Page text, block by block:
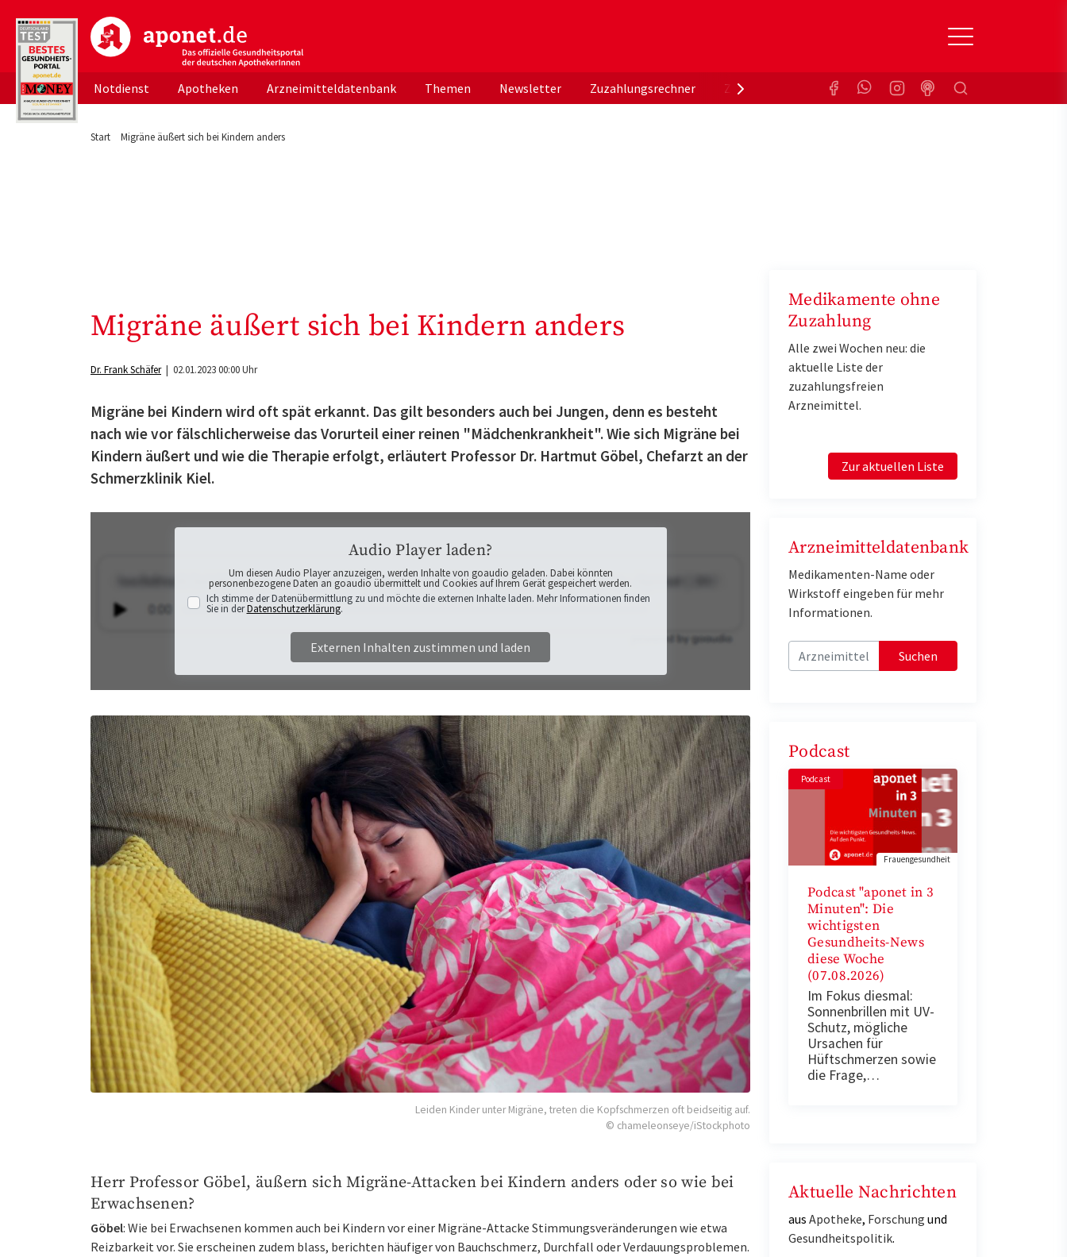
aponet.de - Das offizielle Gesundheitsportal der deutschen ApothekerInnen
Notdienst Apotheken Arzneimitteldatenbank Themen Newsletter Zuzahlungsrechner Zuzahlungsbefreiung KrankenkasseSuchen
Start Migräne äußert sich bei Kindern anders
Migräne äußert sich bei Kindern anders
Dr. Frank Schäfer| 02.01.2023 00:00 Uhr
Migräne bei Kindern wird oft spät erkannt. Das gilt besonders auch bei Jungen, denn es besteht
nach wie vor fälschlicherweise das Vorurteil einer reinen "Mädchenkrankheit". Wie sich Migräne bei
Kindern äußert und wie die Therapie erfolgt, erläutert Professor Dr. Hartmut Göbel, Chefarzt an der
Schmerzklinik Kiel.
Audio Player laden?
Um diesen Audio Player anzuzeigen, werden Inhalte von goaudio geladen. Dabei könnten
personenbezogene Daten an goaudio übermittelt und Cookies auf Ihrem Gerät gespeichert werden.
Ich stimme der Datenübermittlung zu und möchte die externen Inhalte laden. Mehr Informationen finden
Sie in derDatenschutzerklärung.
Externen Inhalten zustimmen und laden
Leiden Kinder unter Migräne, treten die Kopfschmerzen oft beidseitig auf.
© chameleonseye/iStockphoto
Herr Professor Göbel, äußern sich Migräne-Attacken bei Kindern anders oder so wie bei
Erwachsenen?
Göbel: Wie bei Erwachsenen kommen auch bei Kindern vor einer Migräne-Attacke Stimmungsveränderungen wie etwa
Reizbarkeit vor. Sie erscheinen zudem blass, berichten häufiger von Bauchschmerz, Durchfall oder Verdauungsproblemen.
Medikamente ohne
Zuzahlung
Alle zwei Wochen neu: die
aktuelle Liste der
zuzahlungsfreien
Arzneimittel.
Zur aktuellen Liste
Arzneimitteldatenbank
Medikamenten-Name oder
Wirkstoff eingeben für mehr
Informationen.
Suchen
Podcast
Podcast
Frauengesundheit
Podcast "aponet in 3
Minuten": Die
wichtigsten
Gesundheits-News
diese Woche
(07.08.2026)
Im Fokus diesmal:
Sonnenbrillen mit UV-
Schutz, mögliche
Ursachen für
Hüftschmerzen sowie
die Frage,…
Aktuelle Nachrichten
aus Apotheke, Forschung und
Gesundheitspolitik.